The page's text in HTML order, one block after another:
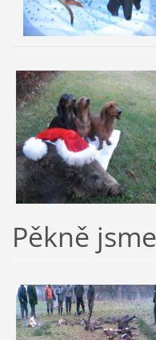
Pěkně